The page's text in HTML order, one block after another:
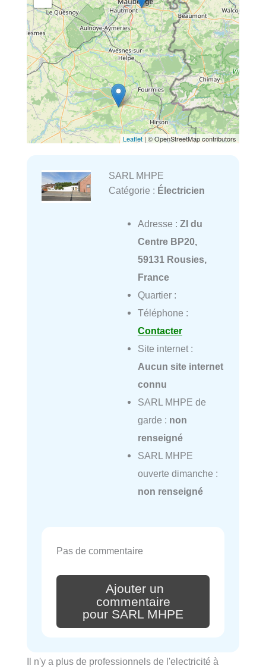
Leaflet| © OpenStreetMap contributors
SARL MHPE
Catégorie : Électricien
Adresse : ZI du
Centre BP20,
59131 Rousies,
France
Quartier :
Téléphone :
Contacter
Site internet :
Aucun site internet
connu
SARL MHPE de
garde : non
renseigné
SARL MHPE
ouverte dimanche :
non renseigné
Pas de commentaire
Ajouter un
commentaire
pour SARL MHPE
Il n'y a plus de professionnels de l'electricité à